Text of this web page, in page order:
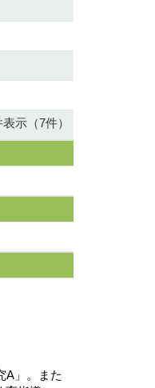
示（7件）
A」。また